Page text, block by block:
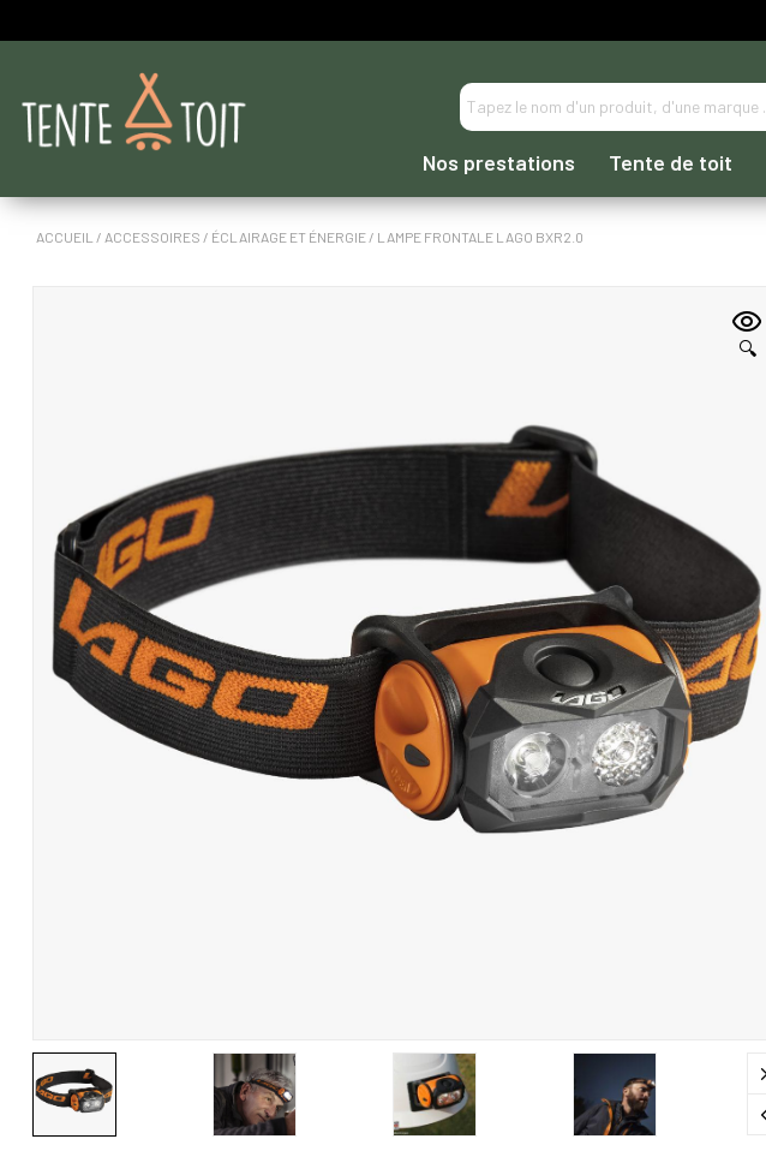
Nos prestations Tente de toit
ACCUEIL / ACCESSOIRES / ÉCLAIRAGE ET ÉNERGIE / LAMPE FRONTALE LAGO BXR2.0
🔍